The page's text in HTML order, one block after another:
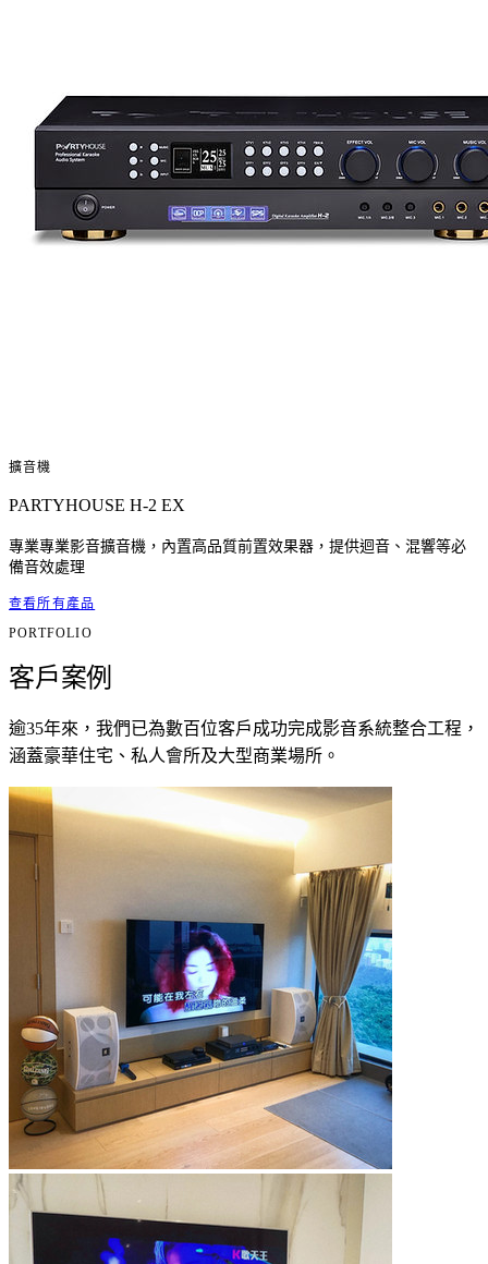
擴音機
PARTYHOUSE H-2 EX
專業專業影音擴音機，內置高品質前置效果器，提供迴音、混響等必
備音效處理
查看所有產品
PORTFOLIO
客戶案例
逾35年來，我們已為數百位客戶成功完成影音系統整合工程，
涵蓋豪華住宅、私人會所及大型商業場所。